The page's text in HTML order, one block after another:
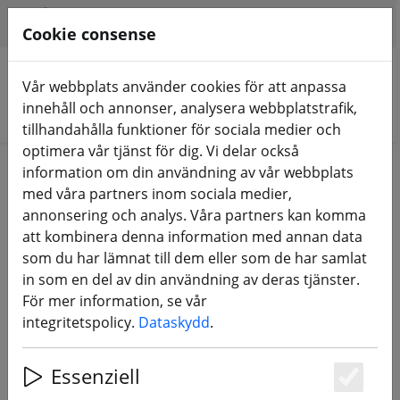
Sök produkter
Home FPV-drönare
FPV-drönare med kamera,
cinewhoops, micro racers & co.
124 Products
Unterkategorien
Cookie consense
Vår webbplats använder cookies för att anpassa
innehåll och annonser, analysera webbplatstrafik,
tillhandahålla funktioner för sociala medier och
optimera vår tjänst för dig. Vi delar också
information om din användning av vår webbplats
med våra partners inom sociala medier,
annonsering och analys. Våra partners kan komma
att kombinera denna information med annan data
som du har lämnat till dem eller som de har samlat
in som en del av din användning av deras tjänster.
För mer information, se vår
integritetspolicy. Dataskydd.
Essenziell